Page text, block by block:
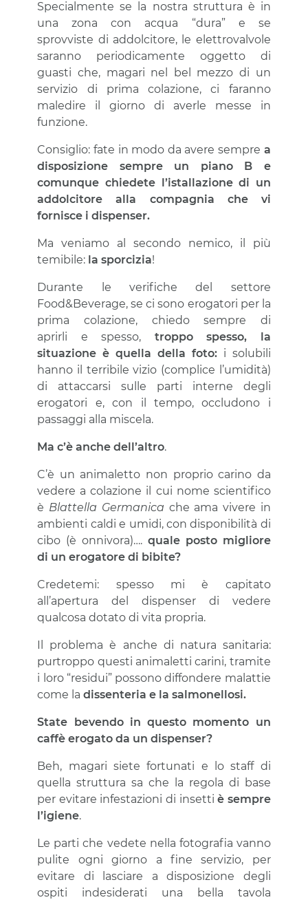
Specialmente se la nostra struttura è in
una zona con acqua “dura” e se
sprovviste di addolcitore, le elettrovalvole
saranno periodicamente oggetto di
guasti che, magari nel bel mezzo di un
servizio di prima colazione, ci faranno
maledire il giorno di averle messe in
funzione.
Consiglio: fate in modo da avere sempre a
disposizione sempre un piano B e
comunque chiedete l’istallazione di un
addolcitore alla compagnia che vi
fornisce i dispenser.
Ma veniamo al secondo nemico, il più
temibile: la sporcizia!
Durante le verifiche del settore
Food&Beverage, se ci sono erogatori per la
prima colazione, chiedo sempre di
aprirli e spesso, troppo spesso, la
situazione è quella della foto: i solubili
hanno il terribile vizio (complice l’umidità)
di attaccarsi sulle parti interne degli
erogatori e, con il tempo, occludono i
passaggi alla miscela.
Ma c’è anche dell’altro.
C’è un animaletto non proprio carino da
vedere a colazione il cui nome scientifico
è Blattella Germanica che ama vivere in
ambienti caldi e umidi, con disponibilità di
cibo (è onnivora)…. quale posto migliore
di un erogatore di bibite?
Credetemi: spesso mi è capitato
all’apertura del dispenser di vedere
qualcosa dotato di vita propria.
Il problema è anche di natura sanitaria:
purtroppo questi animaletti carini, tramite
i loro “residui” possono diffondere malattie
come ladissenteria e la salmonellosi.
State bevendo in questo momento un
caffè erogato da un dispenser?
Beh, magari siete fortunati e lo staff di
quella struttura sa che la regola di base
per evitare infestazioni di insettiè sempre
l’igiene.
Le parti che vedete nella fotografia vanno
pulite ogni giorno a fine servizio, per
evitare di lasciare a disposizione degli
ospiti indesiderati una bella tavola